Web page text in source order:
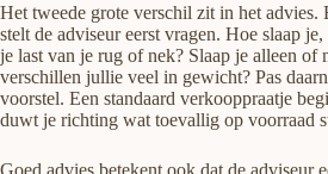
Het tweede grote verschil zit in het advies.
stelt de adviseur eerst vragen. Hoe slaap
je last van je rug of nek? Slaap je alleen of
verschillen jullie veel in gewicht? Pas
voorstel. Een standaard verkooppraatje
duwt je richting wat toevallig op voorraad
Goed advies betekent ook dat de adviseur